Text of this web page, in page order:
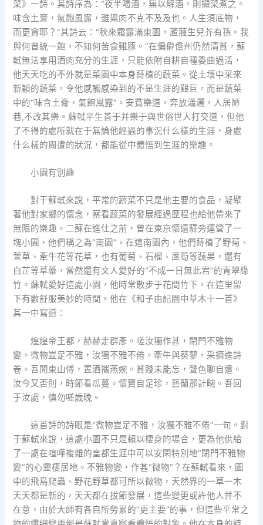
菜》一詩。其詩序為：“夜半喝酒，無以解酒，則擷菜煮之。
味含土膏，氣飽風露，雖粱肉不克不及及也。人生須底物，
而更貪耶？”其詩云：“秋來霜露滿東園，蘆菔生兒芥有孫。我
與何曾統一飽，不知何苦食雞豚。”在偏僻儋州仍然清貧，蘇
軾無法享用酒肉充分的生涯，只能依附自耕自種委曲過活，
他天天吃的不外就是菜園中本身蒔植的蔬菜。從土壤中采來
新穎的蔬菜，令他感觸感染到的不是生涯的艱巨，而是蔬菜
中的“味含土膏，氣飽風露”。安貧樂道，奔放瀟灑，人居陋
巷,不改其樂。蘇軾平生善于并樂于與世俗世人打交道，但他
了不得的處所就在于無論他經過的事況什么樣的生涯，身處
什么樣的周遭的狀況，都能從中體悟到生涯的樂趣。
小園有別趣
對于蘇軾來說，平常的蔬菜不只是他主要的食品，凝聚
著他對家鄉的懷念，察看蔬菜的發展經過歷程也給他帶來了
無限的樂趣。二蘇在進仕之前，曾在東京懷遠驛旁運營了一
塊小圃，他們稱之為“南園”。在這南園內，他們蒔植了野菊、
萱草、牽牛花等花草，也有葡萄、石榴、蘆筍等蔬果，還有
白芷等草藥，當然還有文人愛好的“不成一日無此君”的青翠綠
竹。蘇軾愛好這處小園，他時常散步于花間竹下，在這里留
下有數舒服美妙的時間。他在《和子由記園中草木十一首》
其一中寫道：
煌煌帝王都，赫赫走群彥。嗟汝獨作甚，閉門不雅物
變。微物豈足不雅，汝獨不雅不倦。牽牛與葵蓼，采摘進詩
卷。吾聞東山傅，置酒攜燕婉。貧賤未能忘，聲色聊自遣。
汝今又否則，時節看瓜蔓。懷寶自足珍，藝蘭那計畹。吾回
于汝處，慎勿嗟歲晚。
這首詩的詩眼是“微物豈足不雅，汝獨不雅不倦”一句。對
于蘇軾來說，這處小園不只是賴以棲身的場合，更為他供給
了一處在喧嘩複雜的皇都生涯中可以安閑特別地“閉門不雅物
變”的心靈棲居地。不雅物變，作甚“微物”？在蘇軾看來，園
中的飛鳥爬蟲、野花野草都可所以微物，天然界的一草一木
天天都是新的，天天都在拔節發展，這些變更或許他人并不
在意，由於大師有各自所勞累的“更主要”的事，但這些平常之